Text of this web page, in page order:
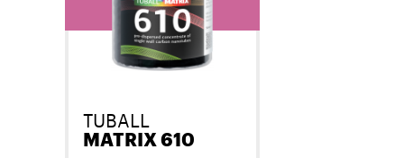
TUBALL
MATRIX 610